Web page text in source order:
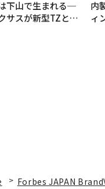
下山で生まれる─
サスが新型TZとE
内
ィ
Forbes JAPAN